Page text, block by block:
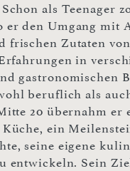
als Teenager
er den Umgang mit
frischen Zutaten
in
gastronomischen
beruflich als
20 übernahm er
ein
seine eigene
entwickeln. Sein